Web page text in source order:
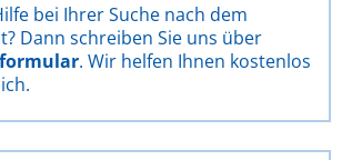
bei Ihrer Suche nach dem
Dann schreiben Sie uns über
. Wir helfen Ihnen kostenlos